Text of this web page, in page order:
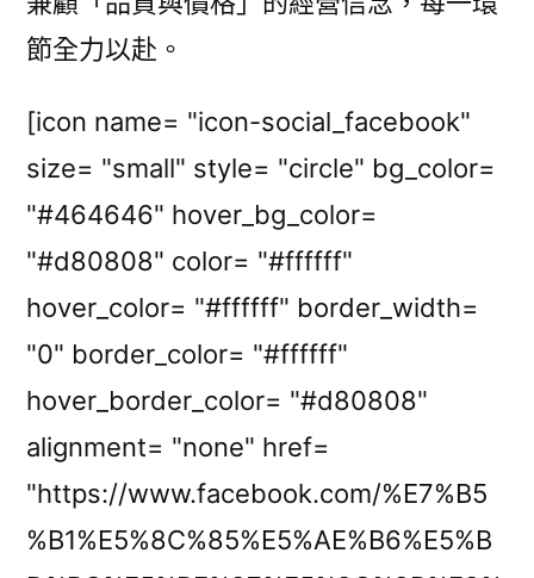
節全力以赴。
[icon name= "icon-social_facebook"
size= "small" style= "circle" bg_color=
"#464646" hover_bg_color=
"#d80808" color= "#ffffff"
hover_color= "#ffffff" border_width=
"0" border_color= "#ffffff"
hover_border_color= "#d80808"
alignment= "none" href=
"https://www.facebook.com/%E7%B5
%B1%E5%8C%85%E5%AE%B6%E5%B